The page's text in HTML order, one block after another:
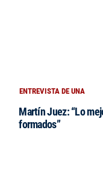
ENTREVISTA DE UNA
Martín Juez: “Lo
formados”